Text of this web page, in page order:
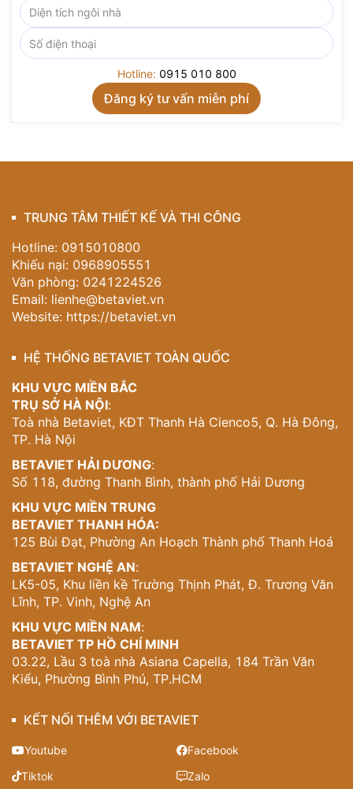
Hotline: 0915 010 800
TRUNG TÂM THIẾT KẾ VÀ THI CÔNG
Hotline: 0915010800
Khiếu nại: 0968905551
Văn phòng: 0241224526
Email: lienhe@betaviet.vn
Website: https://betaviet.vn
HỆ THỐNG BETAVIET TOÀN QUỐC
KHU VỰC MIỀN BẮC
TRỤ SỞ HÀ NỘI:
Toà nhà Betaviet, KĐT Thanh Hà Cienco5, Q. Hà Đông,
TP. Hà Nội
BETAVIET HẢI DƯƠNG:
Số 118, đường Thanh Bình, thành phố Hải Dương
KHU VỰC MIỀN TRUNG
BETAVIET THANH HÓA:
125 Bùi Đạt, Phường An Hoạch Thành phố Thanh Hoá
BETAVIET NGHỆ AN:
LK5-05, Khu liền kề Trường Thịnh Phát, Đ. Trương Văn
Lĩnh, TP. Vinh, Nghệ An
KHU VỰC MIỀN NAM:
BETAVIET TP HỒ CHÍ MINH
03.22, Lầu 3 toà nhà Asiana Capella, 184 Trần Văn
Kiểu, Phường Bình Phú, TP.HCM
KẾT NỐI THÊM VỚI BETAVIET
Youtube
Facebook
Tiktok
Zalo